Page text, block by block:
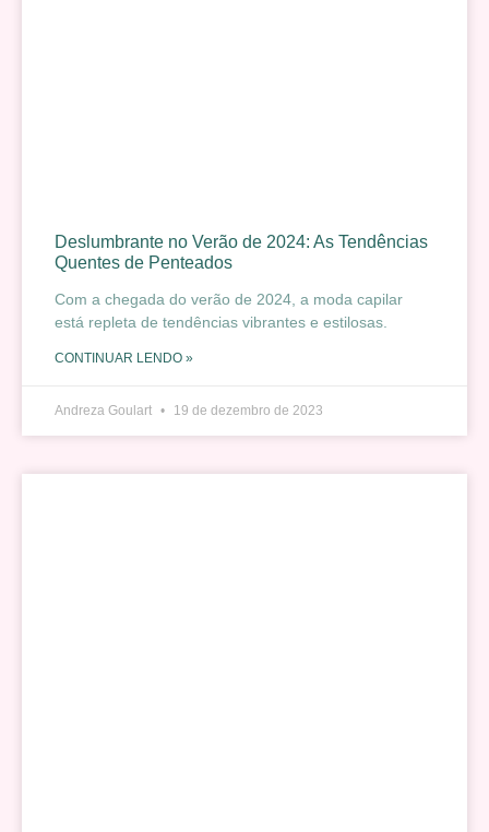
Deslumbrante no Verão de 2024: As Tendências
Quentes de Penteados
Com a chegada do verão de 2024, a moda capilar
está repleta de tendências vibrantes e estilosas.
CONTINUAR LENDO »
Andreza Goulart 19 de dezembro de 2023